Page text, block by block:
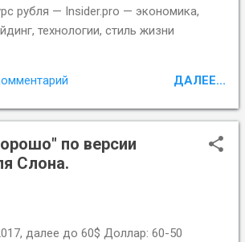
рубля — Insider.pro — экономика,
технологии, стиль жизни
ДАЛЕЕ...
по версии
Слона.
далее до 60$ Доллар: 60-50